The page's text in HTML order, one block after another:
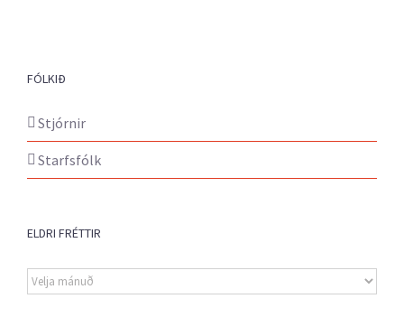
FÓLKIÐ
Stjórnir
Starfsfólk
ELDRI FRÉTTIR
Eldri
fréttir